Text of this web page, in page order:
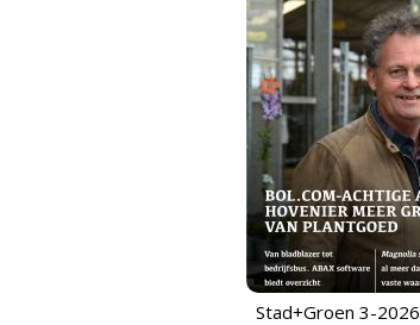
Stad+Groen 3-2026